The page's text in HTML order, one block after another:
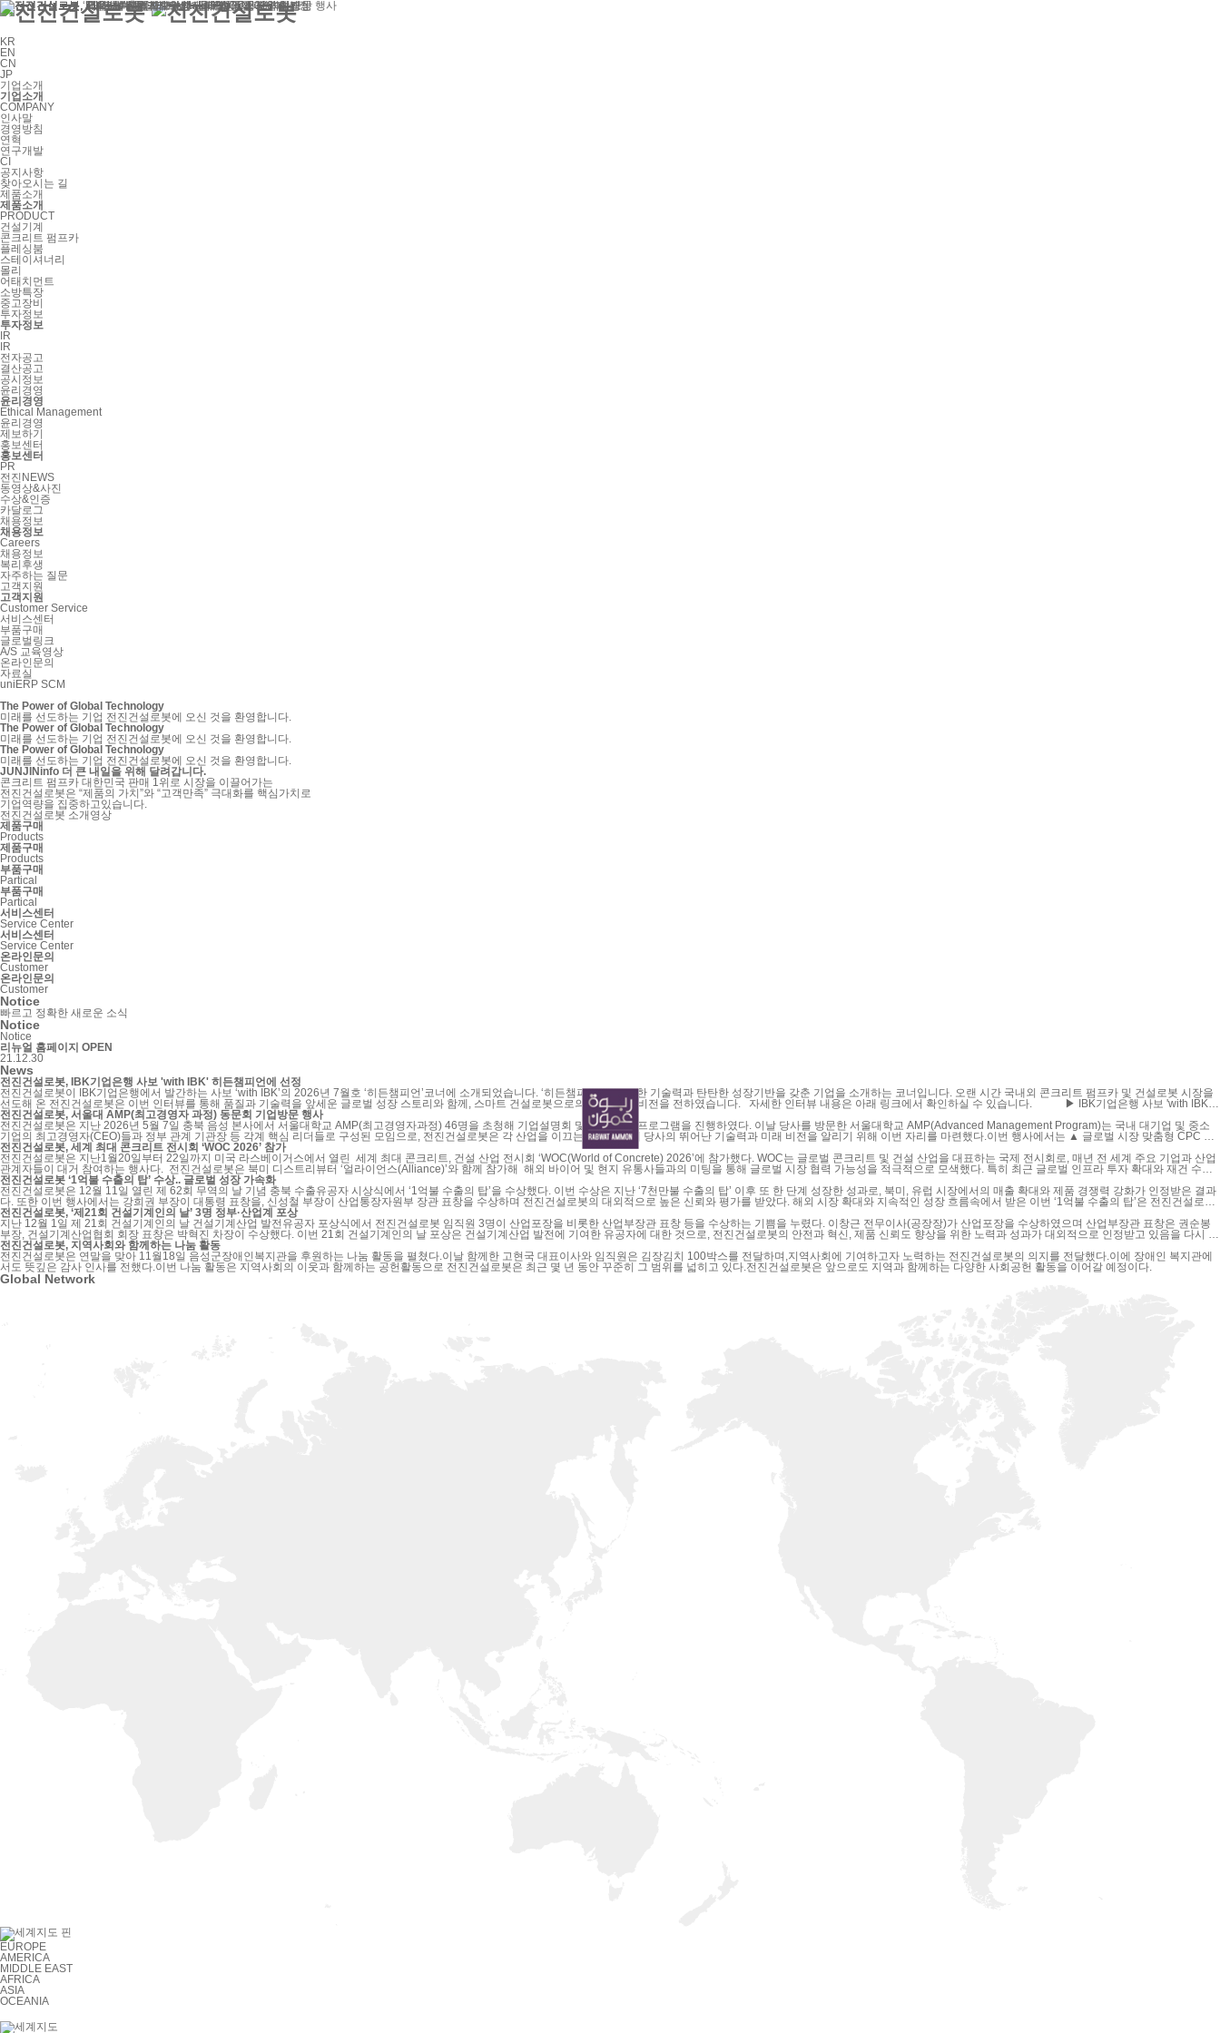
KR
EN
CN
JP
기업소개
기업소개
COMPANY
인사말
경영방침
연혁
연구개발
CI
공지사항
찾아오시는 길
제품소개
제품소개
PRODUCT
건설기계
콘크리트 펌프카
플레싱붐
스테이셔너리
몰리
어태치먼트
소방특장
중고장비
투자정보
투자정보
IR
IR
전자공고
결산공고
공시정보
윤리경영
윤리경영
Ethical Management
윤리경영
제보하기
홍보센터
홍보센터
PR
전진NEWS
동영상&사진
수상&인증
카달로그
채용정보
채용정보
Careers
채용정보
복리후생
자주하는 질문
고객지원
고객지원
Customer Service
서비스센터
부품구매
글로벌링크
A/S 교육영상
온라인문의
자료실
uniERP SCM
The Power of Global Technology
미래를 선도하는 기업 전진건설로봇에 오신 것을 환영합니다.
The Power of Global Technology
미래를 선도하는 기업 전진건설로봇에 오신 것을 환영합니다.
The Power of Global Technology
미래를 선도하는 기업 전진건설로봇에 오신 것을 환영합니다.
JUNJINinfo 더 큰 내일을 위해 달려갑니다.
콘크리트 펌프카 대한민국 판매 1위로 시장을 이끌어가는
전진건설로봇은 “제품의 가치”와 “고객만족” 극대화를 핵심가치로
기업역량을 집중하고있습니다.
전진건설로봇 소개영상
제품구매
Products
제품구매
Products
부품구매
Partical
부품구매
Partical
서비스센터
Service Center
서비스센터
Service Center
온라인문의
Customer
온라인문의
Customer
Notice
빠르고 정확한 새로운 소식
Notice
Notice
리뉴얼 홈페이지 OPEN
21.12.30
News
전진건설로봇, IBK기업은행 사보 'with IBK' 히든챔피언에 선정
전진건설로봇이 IBK기업은행에서 발간하는 사보 ‘with IBK’의 2026년 7월호 ‘히든챔피언’코너에 소개되었습니다. ‘히든챔피언’은 우수한 기술력과 탄탄한 성장기반을 갖춘 기업을 소개하는 코너입니다. 오랜 시간 국내외 콘크리트 펌프카 및 건설로봇 시장을
선도해 온 전진건설로봇은 이번 인터뷰를 통해 품질과 기술력을 앞세운 글로벌 성장 스토리와 함께, 스마트 건설로봇으로의 사업 확장 비전을 전하였습니다. 자세한 인터뷰 내용은 아래 링크에서 확인하실 수 있습니다. ▶ IBK기업은행 사보 'with IBK'
2026년 7월호 히든챔피언 바로가기 : http://www.ibkmagazine.co.kr/withibk_new/no491/sub_03_01.html ▶ IBK기업은행 사보 'with IBK' 2026년 7월호 히든챔피언 PDF 바로가기 :
http://www.ibkmagazine.co.kr/withibk_new/no491/media/pdf/with_ibk_202607.pdf
전진건설로봇, 서울대 AMP(최고경영자 과정) 동문회 기업방문 행사
전진건설로봇은 지난 2026년 5월 7일 충북 음성 본사에서 서울대학교 AMP(최고경영자과정) 46명을 초청해 기업설명회 및 현장 견학 프로그램을 진행하였다. 이날 당사를 방문한 서울대학교 AMP(Advanced Management Program)는 국내 대기업 및 중소
기업의 최고경영자(CEO)들과 정부 관계 기관장 등 각계 핵심 리더들로 구성된 모임으로, 전진건설로봇은 각 산업을 이끄는 리더들에게 당사의 뛰어난 기술력과 미래 비전을 알리기 위해 이번 자리를 마련했다.이번 행사에서는 ▲ 글로벌 시장 맞춤형 CPC 라
인업 ▲국내 최초 개발 플러그인 하이브리드 CPC ▲자율·원격 기반 콘크리트 분배 로봇 D-MCR(Distribution Mobile Concrete Robot) 개발 제품 등을 소개하며 전진건설로봇의 뛰어난 기술력을 선보였다.특히나 스마트 건설로봇에 대한 참가자의 관심이 뜨
거웠다. 현재 당사가 개발중인 D-MCR은 주력제품인 콘크리트펌프카와 작업 공정을 연계하는 자율·원격 기반의 건설로봇으로 건설현장의 인력부족, 높은 사고 위험성 및 작업현장의 어려움을 당사의 스마트 건설로봇을 통해 해결할 수 있는 방안을 제시했다.
당사는 금번 행사를 통해 우수한 기술력을 알리고 산업 전반에 걸쳐 폭넓은 네트워크를 구축하는 기회를 만들었다.
전진건설로봇, 세계 최대 콘크리트 전시회 ‘WOC 2026’ 참가
전진건설로봇은 지난1월20일부터 22일까지 미국 라스베이거스에서 열린 세계 최대 콘크리트, 건설 산업 전시회 ‘WOC(World of Concrete) 2026’에 참가했다. WOC는 글로벌 콘크리트 및 건설 산업을 대표하는 국제 전시회로, 매년 전 세계 주요 기업과 산업
관계자들이 대거 참여하는 행사다. 전진건설로봇은 북미 디스트리뷰터 ‘얼라이언스(Alliance)’와 함께 참가해 해외 바이어 및 현지 유통사들과의 미팅을 통해 글로벌 시장 협력 가능성을 적극적으로 모색했다. 특히 최근 글로벌 인프라 투자 확대와 재건 수요
증가로 콘크리트 및 건설장비에 대한 관심이 높아지는 가운데, 이번 'WOC 2026' 참가는 전진건설로봇의 글로벌 시장 내 입지를 한층 강화하는 계기가 되었다. 전진건설로봇은 앞으로도 지속적인 기술 개발과 글로벌 파트너십 강화를 통해 해외 시장 공략에
더욱 박차를 가할 계획이다.
전진건설로봇 ‘1억불 수출의 탑’ 수상.. 글로벌 성장 가속화
전진건설로봇은 12월 11일 열린 제 62회 무역의 날 기념 충북 수출유공자 시상식에서 ‘1억불 수출의 탑’을 수상했다. 이번 수상은 지난 ‘7천만불 수출의 탑’ 이후 또 한 단계 성장한 성과로, 북미, 유럽 시장에서의 매출 확대와 제품 경쟁력 강화가 인정받은 결과
다. 또한 이번 행사에서는 강희권 부장이 대통령 표창을, 신성철 부장이 산업통장자원부 장관 표창을 수상하며 전진건설로봇의 대외적으로 높은 신뢰와 평가를 받았다. 해외 시장 확대와 지속적인 성장 흐름속에서 받은 이번 ‘1억불 수출의 탑’은 전진건설로봇
의 글로벌 경쟁력을 공식적으로 입증한 결과다. 전진건설로봇은 앞으로도 친환경 기술 개발과 시장 다변화를 통해 세계 건설기계 시장을 선도해 나갈 것이다.
전진건설로봇, ‘제21회 건설기계인의 날’ 3명 정부·산업계 포상
지난 12월 1일 제 21회 건설기계인의 날 건설기계산업 발전유공자 포상식에서 전진건설로봇 임직원 3명이 산업포장을 비롯한 산업부장관 표창 등을 수상하는 기쁨을 누렸다. 이창근 전무이사(공장장)가 산업포장을 수상하였으며 산업부장관 표창은 권순봉
부장, 건설기계산업협회 회장 표창은 박혁진 차장이 수상했다. 이번 21회 건설기계인의 날 포상은 건설기계산업 발전에 기여한 유공자에 대한 것으로, 전진건설로봇의 안전과 혁신, 제품 신뢰도 향상을 위한 노력과 성과가 대외적으로 인정받고 있음을 다시 한
번 확인하는 계기가 되었다.
전진건설로봇, 지역사회와 함께하는 나눔 활동
전진건설로봇은 연말을 맞아 11월18일 음성군장애인복지관을 후원하는 나눔 활동을 펼쳤다.이날 함께한 고현국 대표이사와 임직원은 김장김치 100박스를 전달하며,지역사회에 기여하고자 노력하는 전진건설로봇의 의지를 전달했다.이에 장애인 복지관에
서도 뜻깊은 감사 인사를 전했다.이번 나눔 활동은 지역사회의 이웃과 함께하는 공헌활동으로 전진건설로봇은 최근 몇 년 동안 꾸준히 그 범위를 넓히고 있다.전진건설로봇은 앞으로도 지역과 함께하는 다양한 사회공헌 활동을 이어갈 예정이다.
Global Network
EUROPE
AMERICA
MIDDLE EAST
AFRICA
ASIA
OCEANIA